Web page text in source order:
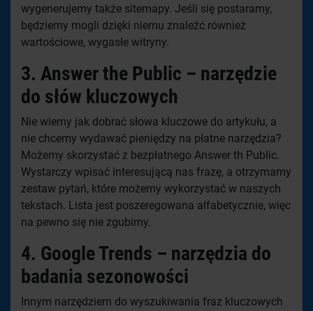
wygenerujemy także sitemapy. Jeśli się postaramy,
będziemy mogli dzięki niemu znaleźć również
wartościowe, wygasłe witryny.
3. Answer the Public – narzędzie
do słów kluczowych
Nie wiemy jak dobrać słowa kluczowe do artykułu, a
nie chcemy wydawać pieniędzy na płatne narzędzia?
Możemy skorzystać z bezpłatnego Answer th Public.
Wystarczy wpisać interesującą nas frazę, a otrzymamy
zestaw pytań, które możemy wykorzystać w naszych
tekstach. Lista jest poszeregowana alfabetycznie, więc
na pewno się nie zgubimy.
4. Google Trends – narzędzia do
badania sezonowości
Innym narzędziem do wyszukiwania fraz kluczowych